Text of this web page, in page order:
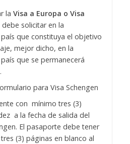
la Visa a Europa o Visa
debe solicitar en la
que constituya el objetivo
mejor dicho, en la
que se permanecerá
para Visa Schengen
con mínimo tres (3)
a la fecha de salida del
El pasaporte debe tener
(3) páginas en blanco al